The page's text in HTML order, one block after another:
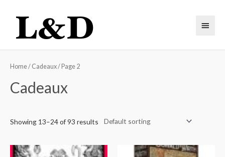
Home/ Cadeaux/ Page 2
Cadeaux
Showing 13–24 of 93 results